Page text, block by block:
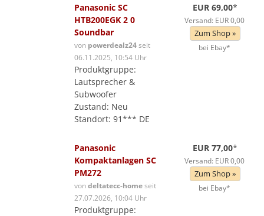
Panasonic SC
HTB200EGK 2 0
Soundbar
von powerdealz24seit
06.11.2025, 10:54 Uhr
Produktgruppe:
Lautsprecher &
Subwoofer
Zustand: Neu
Standort: 91*** DE
EUR 69,00*
Versand: EUR 0,00
Zum Shop »
bei Ebay*
Panasonic
Kompaktanlagen SC
PM272
vondeltatecc-homeseit
27.07.2026, 10:04 Uhr
Produktgruppe:
EUR 77,00*
Versand: EUR 0,00
Zum Shop »
bei Ebay*